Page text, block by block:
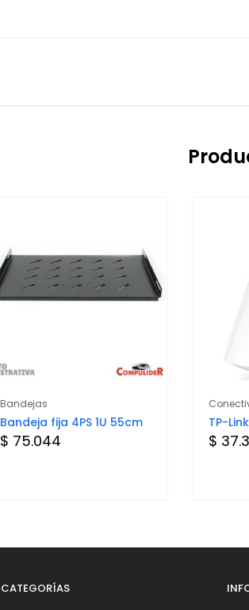
Bandejas
Bandeja fija 4PS 1U 55cm
$ 75.044
TP-
$
CATEGORÍAS